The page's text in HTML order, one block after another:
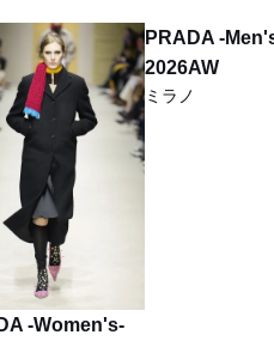
-Women's-
PRADA -
2026AW
ミラノ